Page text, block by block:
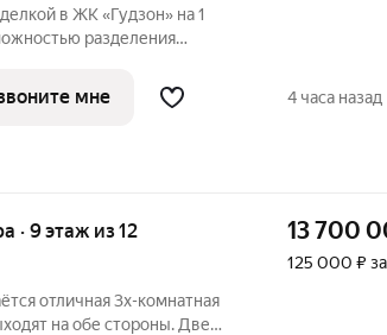
в ЖК «Гудзон» на 1
разделения
кухни-гостиной: 19.24
мне 4 часа назад
· 9 этаж из 12
отличная 3х-комнатная
на обе стороны. Две
13 700
125 000 ₽